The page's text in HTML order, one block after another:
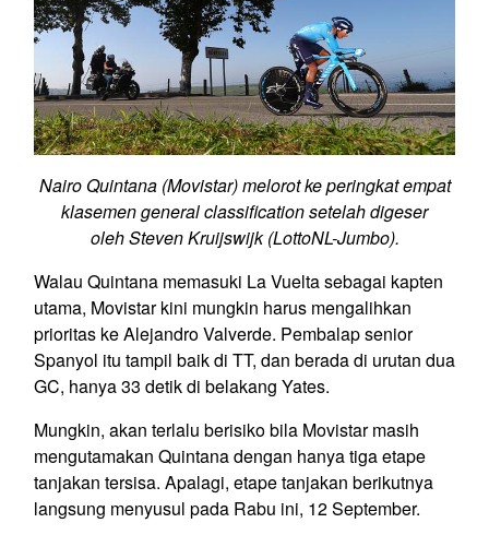
Nairo Quintana (Movistar) melorot ke peringkat empat
klasemen general classification setelah digeser
oleh Steven Kruijswijk (LottoNL-Jumbo).
Walau Quintana memasuki La Vuelta sebagai kapten
utama, Movistar kini mungkin harus mengalihkan
prioritas ke Alejandro Valverde. Pembalap senior
Spanyol itu tampil baik di TT, dan berada di urutan dua
GC, hanya 33 detik di belakang Yates.
Mungkin, akan terlalu berisiko bila Movistar masih
mengutamakan Quintana dengan hanya tiga etape
tanjakan tersisa. Apalagi, etape tanjakan berikutnya
langsung menyusul pada Rabu ini, 12 September.